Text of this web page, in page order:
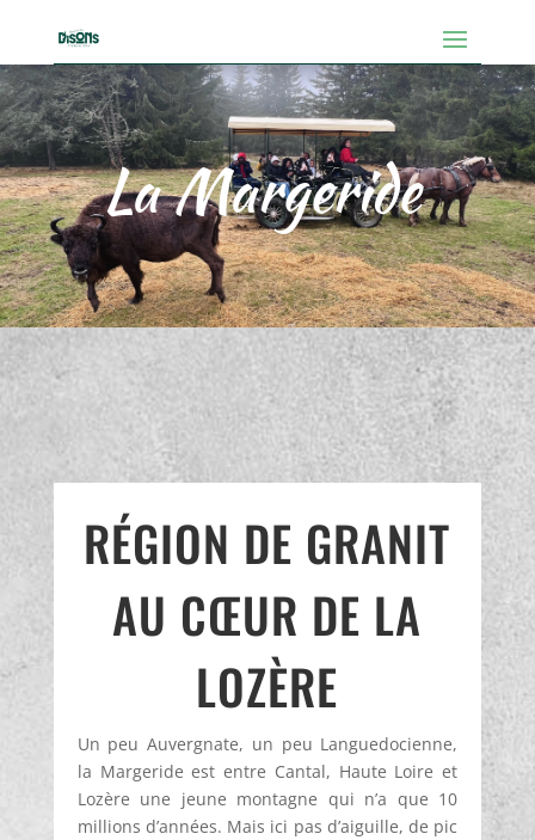
La Margeride
RÉGION DE GRANIT
AU CŒUR DE LA
LOZÈRE
Un peu Auvergnate, un peu Languedocienne,
la Margeride est entre Cantal, Haute Loire et
Lozère une jeune montagne qui n’a que 10
millions d’années. Mais ici pas d’aiguille, de pic